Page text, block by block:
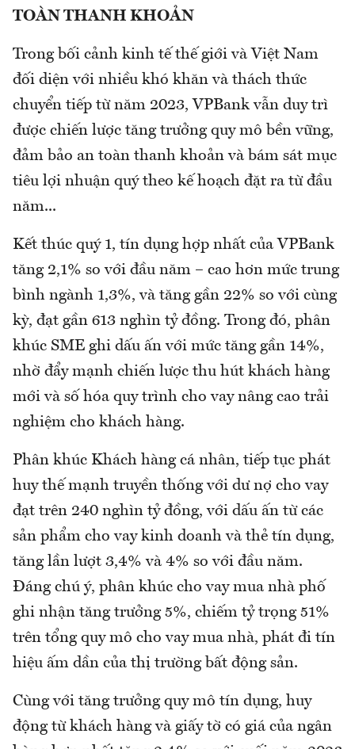
TOÀN THANH KHOẢN
Trong bối cảnh kinh tế thế giới và Việt Nam
đối diện với nhiều khó khăn và thách thức
chuyển tiếp từ năm 2023, VPBank vẫn duy trì
được chiến lược tăng trưởng quy mô bền vững,
đảm bảo an toàn thanh khoản và bám sát mục
tiêu lợi nhuận quý theo kế hoạch đặt ra từ đầu
năm...
Kết thúc quý 1, tín dụng hợp nhất của VPBank
tăng 2,1% so với đầu năm – cao hơn mức trung
bình ngành 1,3%, và tăng gần 22% so với cùng
kỳ, đạt gần 613 nghìn tỷ đồng. Trong đó, phân
khúc SME ghi dấu ấn với mức tăng gần 14%,
nhờ đẩy mạnh chiến lược thu hút khách hàng
mới và số hóa quy trình cho vay nâng cao trải
nghiệm cho khách hàng.
Phân khúc Khách hàng cá nhân, tiếp tục phát
huy thế mạnh truyền thống với dư nợ cho vay
đạt trên 240 nghìn tỷ đồng, với dấu ấn từ các
sản phẩm cho vay kinh doanh và thẻ tín dụng,
tăng lần lượt 3,4% và 4% so với đầu năm.
Đáng chú ý, phân khúc cho vay mua nhà phố
ghi nhận tăng trưởng 5%, chiếm tỷ trọng 51%
trên tổng quy mô cho vay mua nhà, phát đi tín
hiệu ấm dần của thị trường bất động sản.
Cùng với tăng trưởng quy mô tín dụng, huy
động từ khách hàng và giấy tờ có giá của ngân